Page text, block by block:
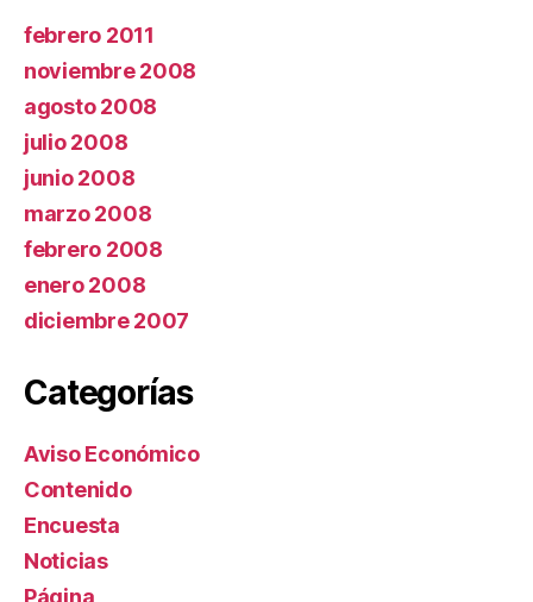
febrero 2011
noviembre 2008
agosto 2008
julio 2008
junio 2008
marzo 2008
febrero 2008
enero 2008
diciembre 2007
Categorías
Aviso Económico
Contenido
Encuesta
Noticias
Página